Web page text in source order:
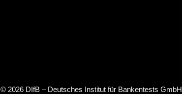
© 2026 DIfB – Deutsches Institut für Bankentests GmbH